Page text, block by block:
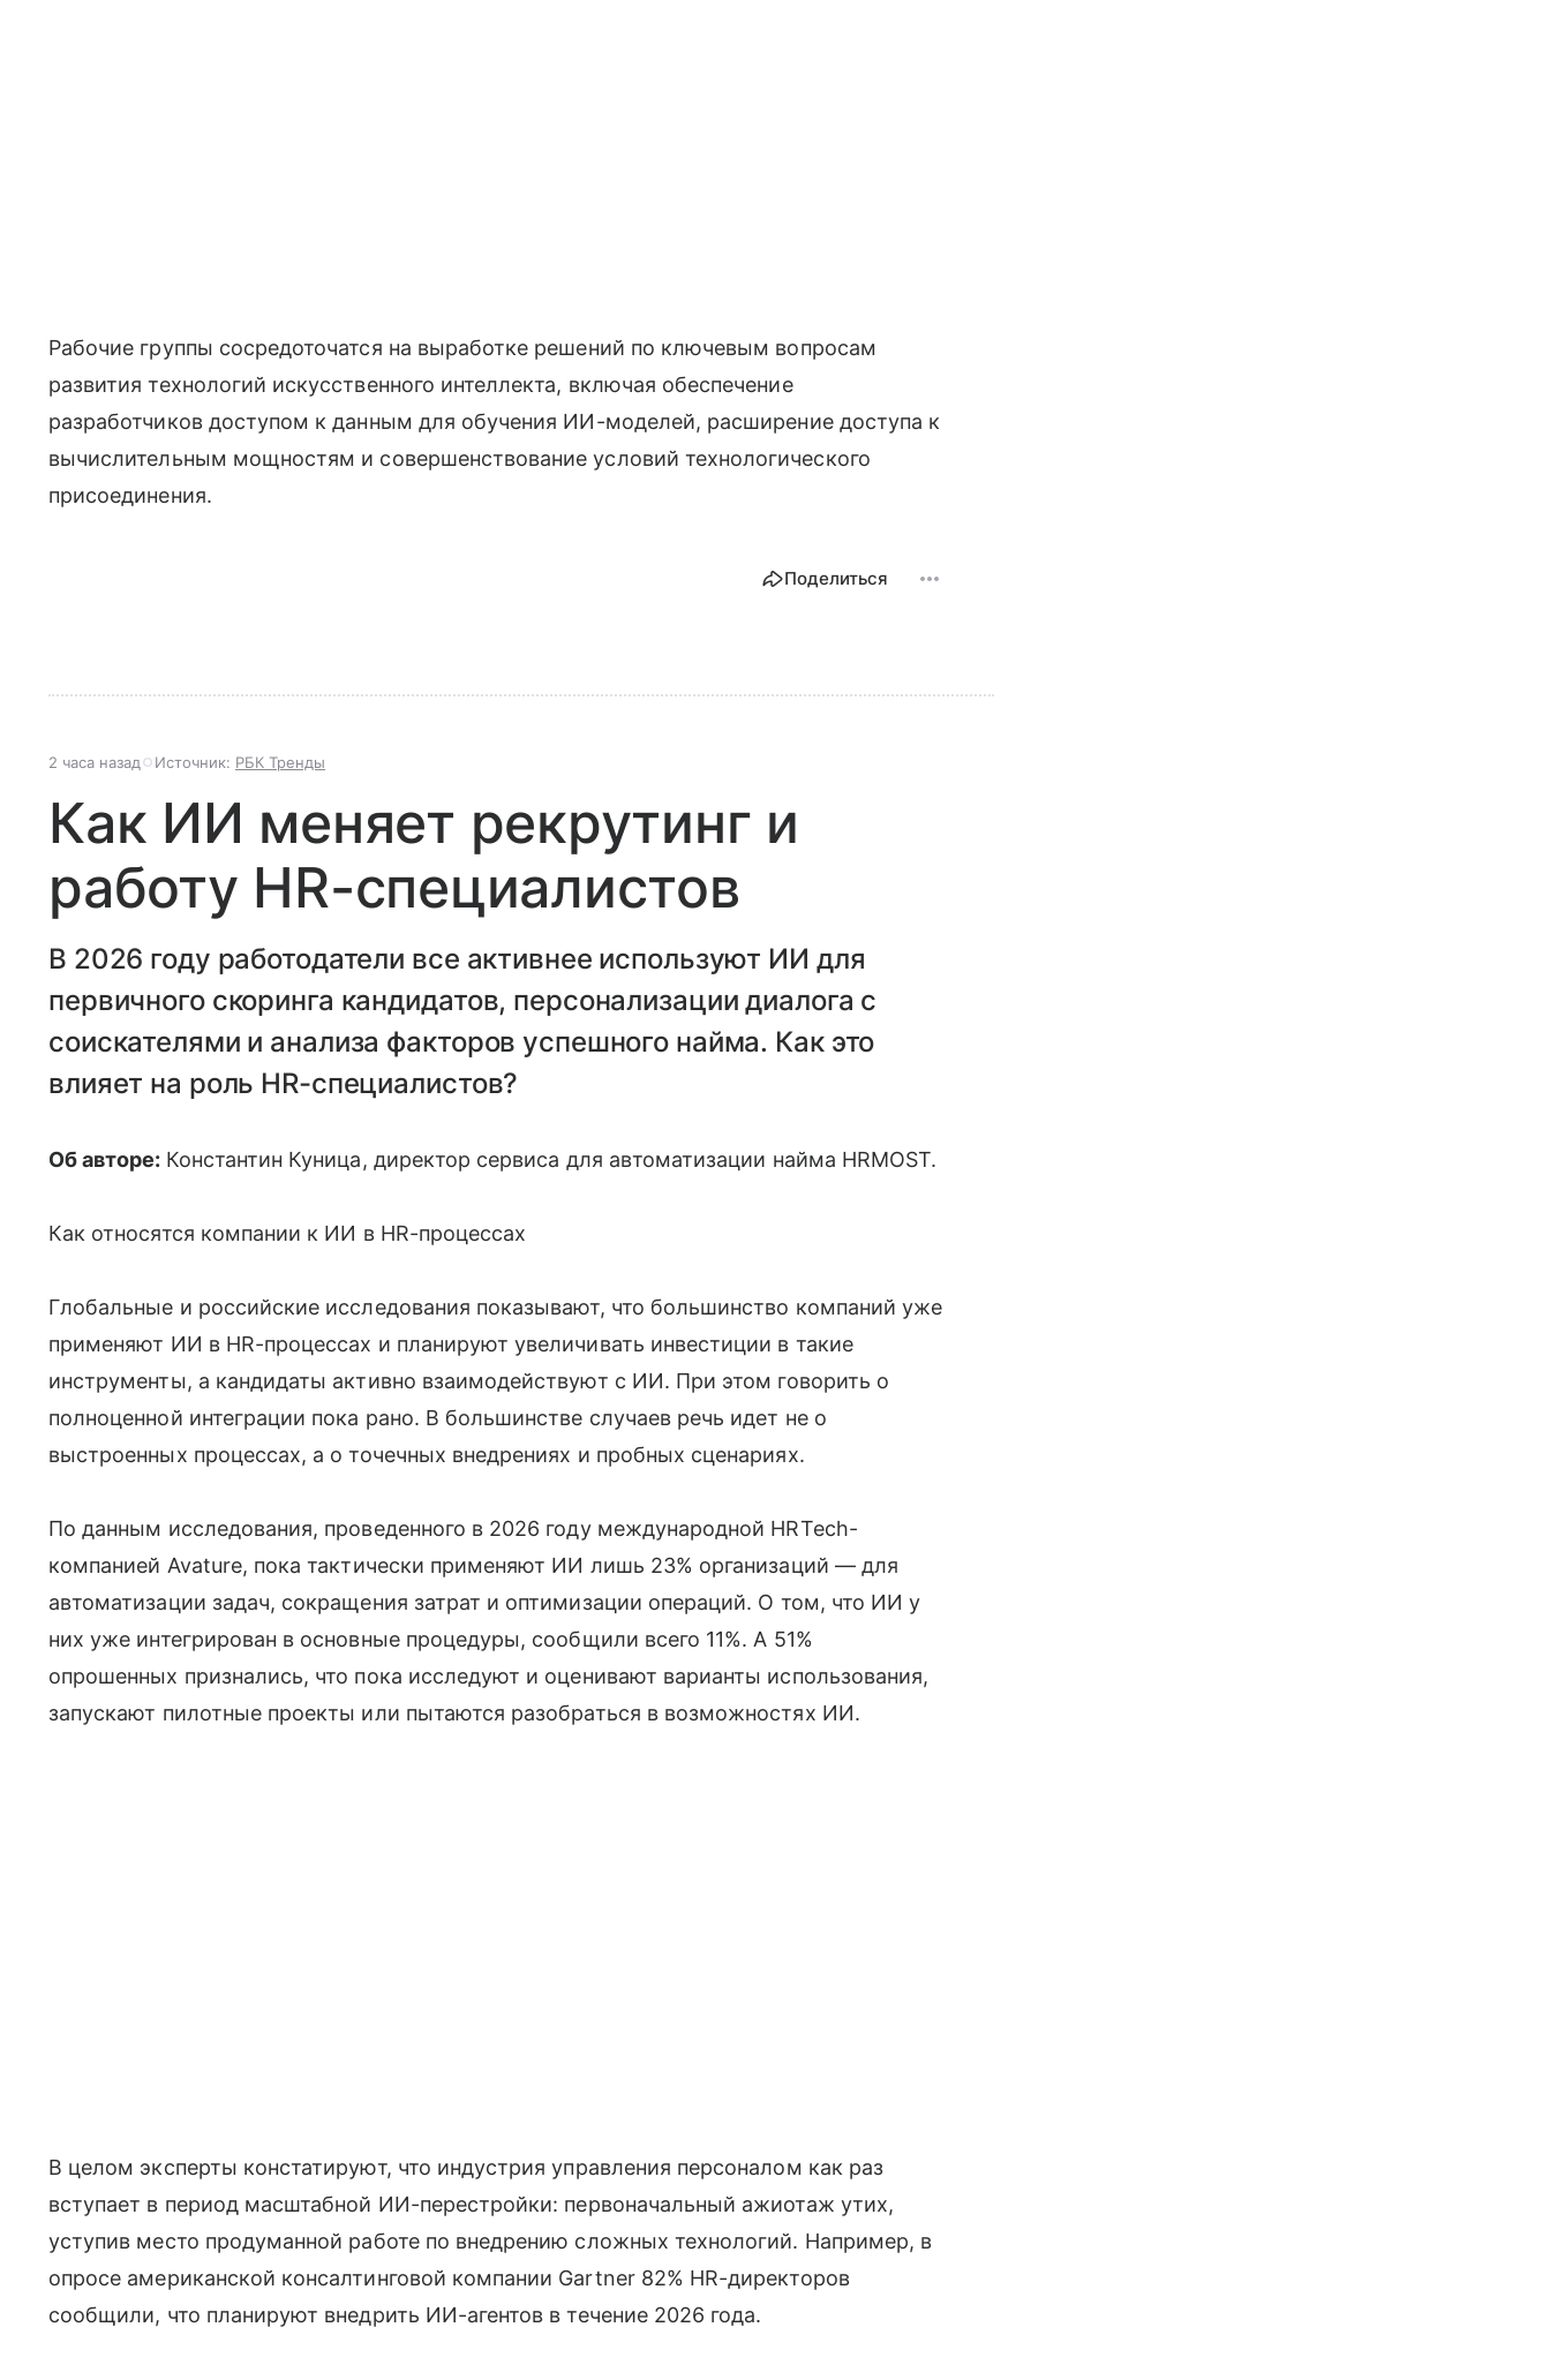
Рабочие группы сосредоточатся на выработке решений по ключевым вопросам
развития технологий искусственного интеллекта, включая обеспечение
разработчиков доступом к данным для обучения ИИ-моделей, расширение доступа к
вычислительным мощностям и совершенствование условий технологического
присоединения.
Поделиться
2 часа назад Источник: РБК Тренды
Как ИИ меняет рекрутинг и
работу HR-специалистов
В 2026 году работодатели все активнее используют ИИ для
первичного скоринга кандидатов, персонализации диалога с
соискателями и анализа факторов успешного найма. Как это
влияет на роль HR-специалистов?
Об авторе: Константин Куница, директор сервиса для автоматизации найма HRMOST.
Как относятся компании к ИИ в HR-процессах
Глобальные и российские исследования показывают, что большинство компаний уже
применяют ИИ в HR-процессах и планируют увеличивать инвестиции в такие
инструменты, а кандидаты активно взаимодействуют с ИИ. При этом говорить о
полноценной интеграции пока рано. В большинстве случаев речь идет не о
выстроенных процессах, а о точечных внедрениях и пробных сценариях.
По данным исследования, проведенного в 2026 году международной HRTech-
компанией Avature, пока тактически применяют ИИ лишь 23% организаций — для
автоматизации задач, сокращения затрат и оптимизации операций. О том, что ИИ у
них уже интегрирован в основные процедуры, сообщили всего 11%. А 51%
опрошенных признались, что пока исследуют и оценивают варианты использования,
запускают пилотные проекты или пытаются разобраться в возможностях ИИ.
В целом эксперты констатируют, что индустрия управления персоналом как раз
вступает в период масштабной ИИ-перестройки: первоначальный ажиотаж утих,
уступив место продуманной работе по внедрению сложных технологий. Например, в
опросе американской консалтинговой компании Gartner 82% HR-директоров
сообщили, что планируют внедрить ИИ-агентов в течение 2026 года.